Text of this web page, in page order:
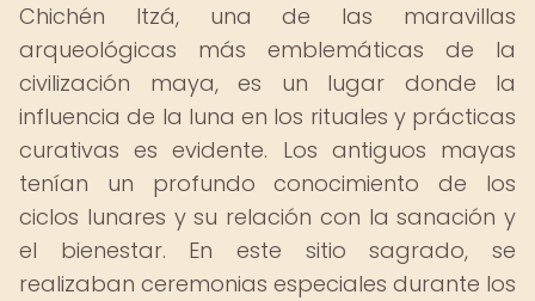
Chichén Itzá, una de las maravillas
arqueológicas más emblemáticas de la
civilización maya, es un lugar donde la
influencia de la luna en los rituales y prácticas
curativas es evidente. Los antiguos mayas
tenían un profundo conocimiento de los
ciclos lunares y su relación con la sanación y
el bienestar. En este sitio sagrado, se
realizaban ceremonias especiales durante los